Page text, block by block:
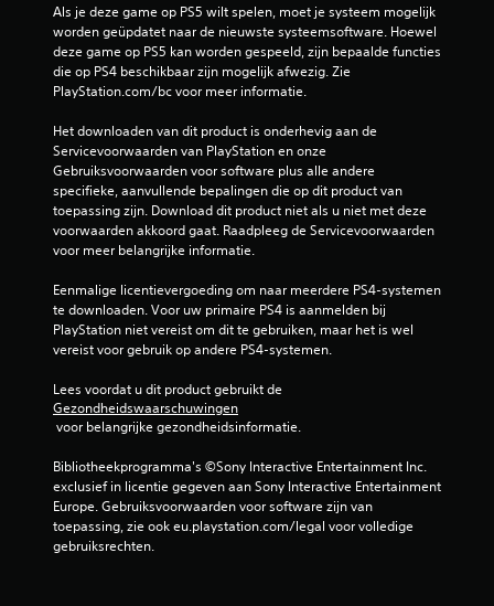
n
Als je deze game op PS5 wilt spelen, moet je systeem mogelijk
worden geüpdatet naar de nieuwste systeemsoftware. Hoewel
deze game op PS5 kan worden gespeeld, zijn bepaalde functies
die op PS4 beschikbaar zijn mogelijk afwezig. Zie
PlayStation.com/bc voor meer informatie.
Het downloaden van dit product is onderhevig aan de
Servicevoorwaarden van PlayStation en onze
Gebruiksvoorwaarden voor software plus alle andere
specifieke, aanvullende bepalingen die op dit product van
toepassing zijn. Download dit product niet als u niet met deze
voorwaarden akkoord gaat. Raadpleeg de Servicevoorwaarden
voor meer belangrijke informatie.
Eenmalige licentievergoeding om naar meerdere PS4-systemen
te downloaden. Voor uw primaire PS4 is aanmelden bij
PlayStation niet vereist om dit te gebruiken, maar het is wel
vereist voor gebruik op andere PS4-systemen.
Lees voordat u dit product gebruikt de
Gezondheidswaarschuwingen
voor belangrijke gezondheidsinformatie.
Bibliotheekprogramma's ©Sony Interactive Entertainment Inc.
exclusief in licentie gegeven aan Sony Interactive Entertainment
Europe. Gebruiksvoorwaarden voor software zijn van
toepassing, zie ook eu.playstation.com/legal voor volledige
gebruiksrechten.